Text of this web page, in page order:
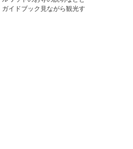
イドブック見ながら観光す